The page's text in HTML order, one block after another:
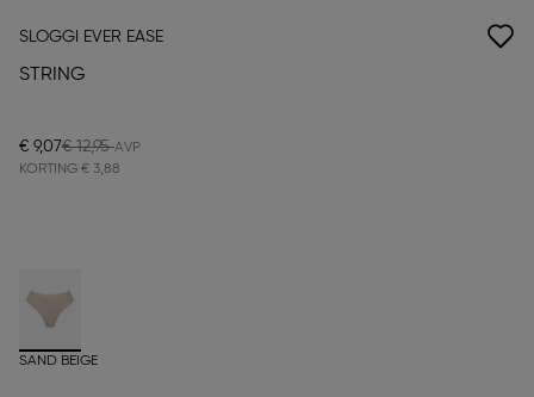
SLOGGI EVER EASE
STRING
€ 9,07€ 12,95
KORTING € 3,88
SAND BEIGE